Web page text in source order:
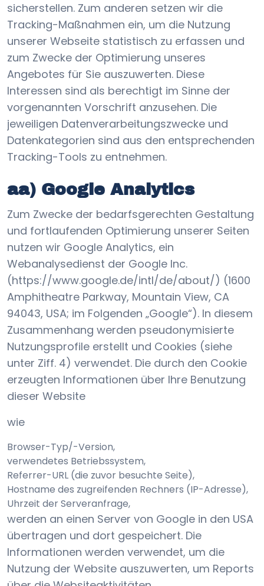
sicherstellen. Zum anderen setzen wir die
Tracking-Maßnahmen ein, um die Nutzung
unserer Webseite statistisch zu erfassen und
zum Zwecke der Optimierung unseres
Angebotes für Sie auszuwerten. Diese
Interessen sind als berechtigt im Sinne der
vorgenannten Vorschrift anzusehen. Die
jeweiligen Datenverarbeitungszwecke und
Datenkategorien sind aus den entsprechenden
Tracking-Tools zu entnehmen.
aa) Google Analytics
Zum Zwecke der bedarfsgerechten Gestaltung
und fortlaufenden Optimierung unserer Seiten
nutzen wir Google Analytics, ein
Webanalysedienst der Google Inc.
(https://www.google.de/intl/de/about/) (1600
Amphitheatre Parkway, Mountain View, CA
94043, USA; im Folgenden „Google“). In diesem
Zusammenhang werden pseudonymisierte
Nutzungsprofile erstellt und Cookies (siehe
unter Ziff. 4) verwendet. Die durch den Cookie
erzeugten Informationen über Ihre Benutzung
dieser Website
wie
Browser-Typ/-Version,
verwendetes Betriebssystem,
Referrer-URL (die zuvor besuchte Seite),
Hostname des zugreifenden Rechners (IP-Adresse),
Uhrzeit der Serveranfrage,
werden an einen Server von Google in den USA
übertragen und dort gespeichert. Die
Informationen werden verwendet, um die
Nutzung der Website auszuwerten, um Reports